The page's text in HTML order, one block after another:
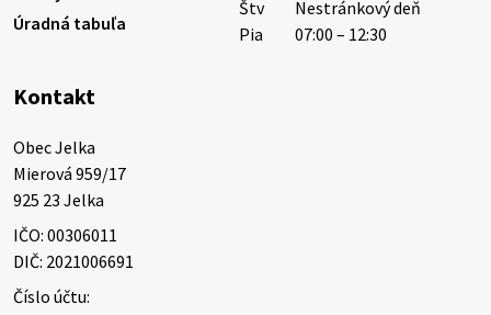
5. augusta 2026 13:10
Smútočný oznam: 05.08.2026 1/ Vážení obyvatelia!S
hlbokým zármutkom Vám oznamujeme, že vo veku
73 rokov nás opustila Irena Tanková, rodená
Tanková. Pohreb zosnulej bude dňa 6.08.20…
5. augusta 2026 12:59
Úradná tabuľa
Štv
Nestránkový deň
Pia
07:00 – 12:30
Kontakt
Obec Jelka
Mierová 959/17
925 23 Jelka
IČO: 00306011
DIČ: 2021006691
Číslo účtu: